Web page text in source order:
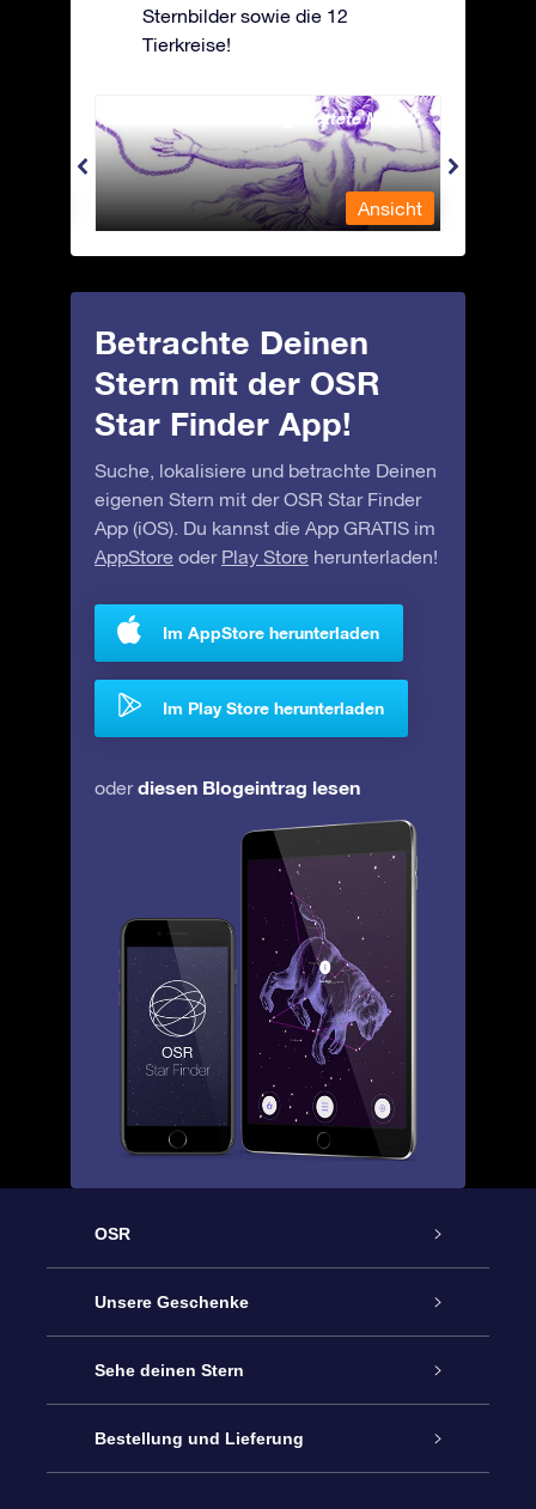
Sternbilder sowie die 12
Tierkreise!
Andromeda - Die angekettete Magd
Ansicht
Betrachte Deinen
Stern mit der OSR
Star Finder App!
Suche, lokalisiere und betrachte Deinen
eigenen Stern mit der OSR Star Finder
App (iOS). Du kannst die App GRATIS im
AppStore oder Play Store herunterladen!
Im AppStore herunterladen
Im Play Store herunterladen
oderdiesen Blogeintrag lesen
OSR
Service
Kontakt
Blog
Unsere Geschenke
Sterne schenken
OSR-Geschenkpaket
Sehe deinen Stern
Sternregister
Bestellung und Lieferung